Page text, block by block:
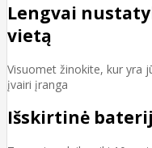
Lengvai
vietą
Visuomet žinokite, kur yra
įvairi įranga
Išskirtinė